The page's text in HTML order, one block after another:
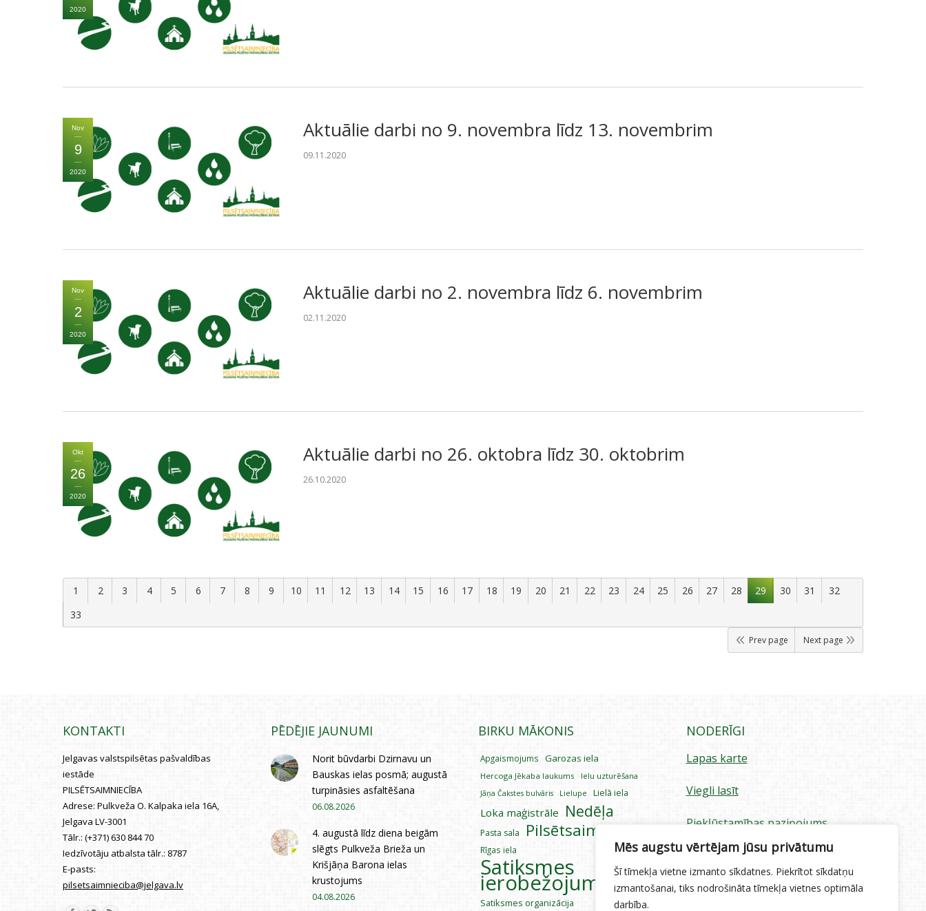
Mēs augstu vērtējam jūsu privātumu
Šī tīmekļa vietne izmanto sīkdatnes. Piekrītot sīkdatņu
izmantošanai, tiks nodrošināta tīmekļa vietnes optimāla
darbība.
2020
Nov
9
2020
Aktuālie darbi no 9. novembra līdz 13. novembrim
09.11.2020
Nov
2
2020
Aktuālie darbi no 2. novembra līdz 6. novembrim
02.11.2020
Okt
26
2020
Aktuālie darbi no 26. oktobra līdz 30. oktobrim
26.10.2020
1 2 3 4 5 6 7 8 9 10 11 12 13 14 15 16 17 18 19 20 21 22 23 24 25 26 27 28 29 30 31
32
33
Prev page Next page
KONTAKTI
Jelgavas valstspilsētas pašvaldības
iestāde
PILSĒTSAIMNIECĪBA
Adrese: Pulkveža O. Kalpaka iela 16A,
Jelgava LV-3001
Tālr.: (+371) 630 844 70
Iedzīvotāju atbalsta tālr.: 8787
E-pasts:
pilsetsaimnieciba@jelgava.lv
PĒDĒJIE JAUNUMI
Norit būvdarbi Dzirnavu un
Bauskas ielas posmā; augustā
turpināsies asfaltēšana
06.08.2026
4. augustā līdz diena beigām
slēgts Pulkveža Brieža un
Krišjāņa Barona ielas
krustojums
04.08.2026
BIRKU MĀKONIS
Apgaismojums Garozas iela
Hercoga Jēkaba laukums Ielu uzturēšana
Jāņa Čakstes bulvāris Lielupe Lielā iela
Loka maģistrāle Nedēļa
Pasta sala Pilsētsaimniecība
Rīgas iela
Satiksmes
ierobežojumi
Satiksmes organizācija
NODERĪGI
Lapas karte
Viegli lasīt
Piekļūstamības paziņojums
Sīkdatņu izmantošana
Privātuma politika